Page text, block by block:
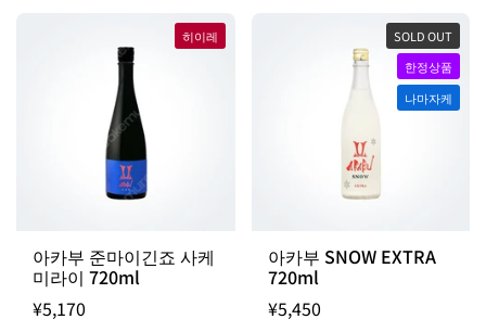
아카부 준마이긴죠 사케
미라이 720ml
¥5,170
히이레
아카부 SNOW EXTRA
720ml
¥5,450
SOLD OUT
한정상품
나마자케